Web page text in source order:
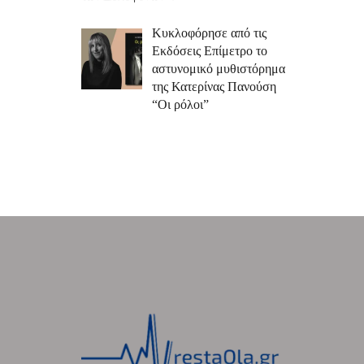
Κυκλοφόρησε από τις
Εκδόσεις Επίμετρο το
αστυνομικό μυθιστόρημα
της Κατερίνας Πανούση
“Οι ρόλοι”